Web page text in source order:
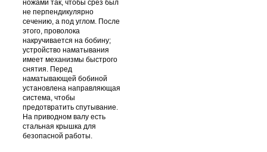
ножами так, чтобы срез был
не перпендикулярно
сечению, а под углом. После
этого, проволока
накручивается на бобину;
устройство наматывания
имеет механизмы быстрого
снятия. Перед
наматывающей бобиной
установлена направляющая
система, чтобы
предотвратить спутывание.
На приводном валу есть
стальная крышка для
безопасной работы.